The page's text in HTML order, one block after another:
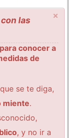
×
las
conocer a
de
se te diga,
miente.
, y no ir a